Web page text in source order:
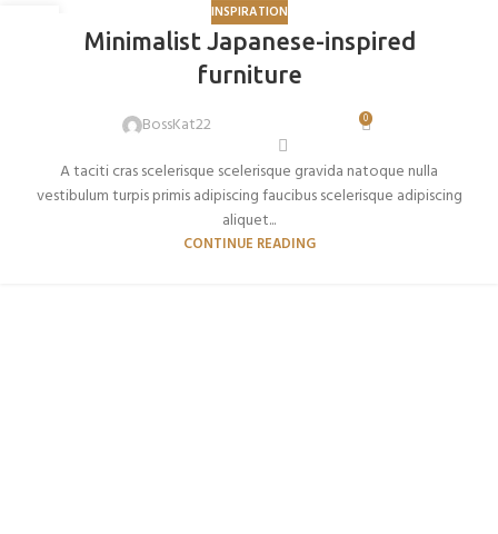
INSPIRATION
Minimalist Japanese-inspired
furniture
BossKat22 0
A taciti cras scelerisque scelerisque gravida natoque nulla
vestibulum turpis primis adipiscing faucibus scelerisque adipiscing
aliquet...
CONTINUE READING